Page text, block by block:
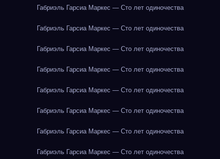
Габриэль Гарсиа Маркес — Сто лет одиночества
Габриэль Гарсиа Маркес — Сто лет одиночества
Габриэль Гарсиа Маркес — Сто лет одиночества
Габриэль Гарсиа Маркес — Сто лет одиночества
Габриэль Гарсиа Маркес — Сто лет одиночества
Габриэль Гарсиа Маркес — Сто лет одиночества
Габриэль Гарсиа Маркес — Сто лет одиночества
Габриэль Гарсиа Маркес — Сто лет одиночества